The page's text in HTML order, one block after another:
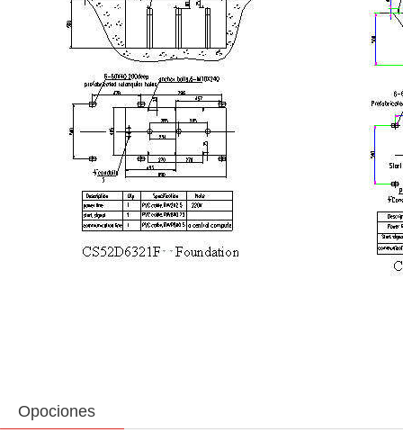
Opociones